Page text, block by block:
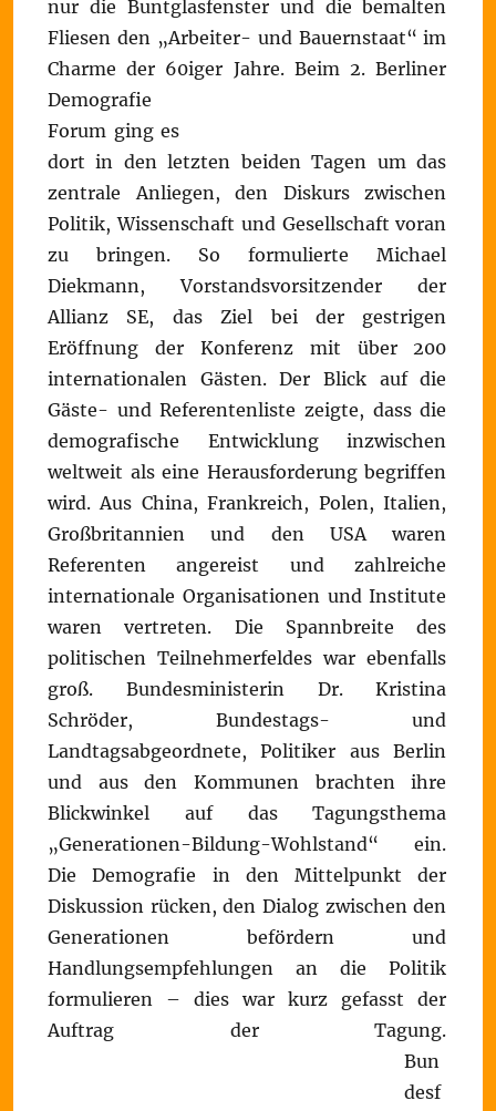
nur die Buntglasfenster und die bemalten
Fliesen den „Arbeiter- und Bauernstaat“ im
Charme der 60iger Jahre. Beim 2. Berliner
Demografie
Forum ging es
dort in den letzten beiden Tagen um das
zentrale Anliegen, den Diskurs zwischen
Politik, Wissenschaft und Gesellschaft voran
zu bringen. So formulierte Michael
Diekmann, Vorstandsvorsitzender der
Allianz SE, das Ziel bei der gestrigen
Eröffnung der Konferenz mit über 200
internationalen Gästen. Der Blick auf die
Gäste- und Referentenliste zeigte, dass die
demografische Entwicklung inzwischen
weltweit als eine Herausforderung begriffen
wird. Aus China, Frankreich, Polen, Italien,
Großbritannien und den USA waren
Referenten angereist und zahlreiche
internationale Organisationen und Institute
waren vertreten. Die Spannbreite des
politischen Teilnehmerfeldes war ebenfalls
groß. Bundesministerin Dr. Kristina
Schröder, Bundestags- und
Landtagsabgeordnete, Politiker aus Berlin
und aus den Kommunen brachten ihre
Blickwinkel auf das Tagungsthema
„Generationen-Bildung-Wohlstand“ ein.
Die Demografie in den Mittelpunkt der
Diskussion rücken, den Dialog zwischen den
Generationen befördern und
Handlungsempfehlungen an die Politik
formulieren – dies war kurz gefasst der
Auftrag der Tagung.
Bun
desf